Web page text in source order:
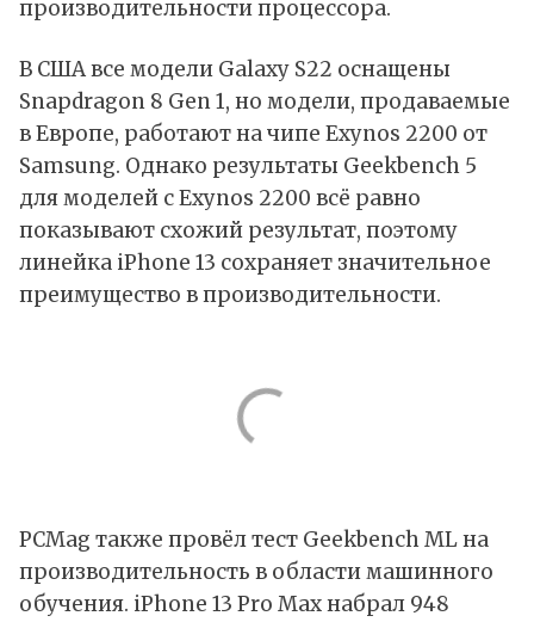
производительности процессора.
В США все модели Galaxy S22 оснащены
Snapdragon 8 Gen 1, но модели, продаваемые
в Европе, работают на чипе Exynos 2200 от
Samsung. Однако результаты Geekbench 5
для моделей с Exynos 2200 всё равно
показывают схожий результат, поэтому
линейка iPhone 13 сохраняет значительное
преимущество в производительности.
PCMag также провёл тест Geekbench ML на
производительность в области машинного
обучения. iPhone 13 Pro Max набрал 948